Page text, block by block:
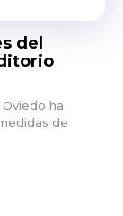
del
ha
de